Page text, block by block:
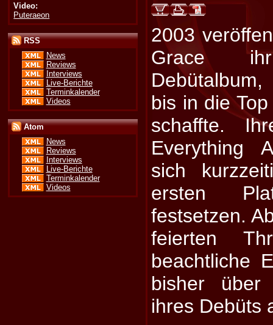
Video:
Puteraeon
RSS
News
Reviews
Interviews
Live-Berichte
Terminkalender
Videos
Atom
News
Reviews
Interviews
Live-Berichte
Terminkalender
Videos
2003
Grace ihr
bis in die
schaffte.
Everything
sich
ersten
festsetzen.
feierten
beachtliche
bisher über
ihres Debüts